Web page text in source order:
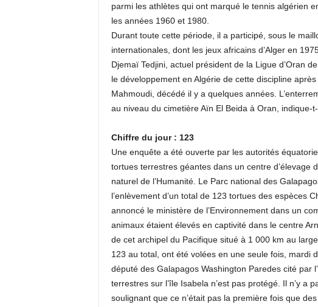
parmi les athlètes qui ont marqué le tennis algérien
les années 1960 et 1980.
Durant toute cette période, il a participé, sous le
internationales, dont les jeux africains d’Alger en
Djemaï Tedjini, actuel président de la Ligue d’Oran
le développement en Algérie de cette discipline
Mahmoudi, décédé il y a quelques années.
au niveau du cimetière Aïn El Beida à Oran, indique-
Chiffre du jour : 123
Une enquête a été ouverte par les autorités
tortues terrestres géantes dans un centre d’élevage
naturel de l’Humanité. Le Parc national des
l’enlèvement d’un total de 123 tortues des espèces
annoncé le ministère de l’Environnement dans un
animaux étaient élevés en captivité dans le centre
de cet archipel du Pacifique situé à 1 000 km au
123 au total, ont été volées en une seule fois, mardi
député des Galapagos Washington Paredes cité par
terrestres sur l’île Isabela n’est pas protégé. Il n’y a
soulignant que ce n’était pas la première fois que